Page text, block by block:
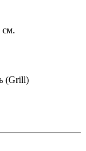
см.
(Grill)